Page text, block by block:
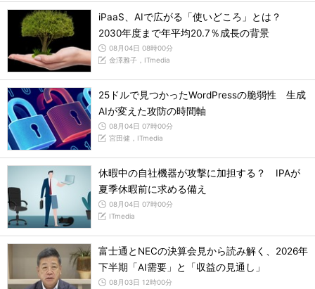
iPaaS、AIで広がる「使いどころ」とは？
2030年度まで年平均20.7％成長の背景
08月04日 08時00分
金澤雅子，ITmedia
25ドルで見つかったWordPressの脆弱性 生成
AIが変えた攻防の時間軸
08月04日 07時00分
宮田健，ITmedia
休暇中の自社機器が攻撃に加担する？ IPAが
夏季休暇前に求める備え
08月04日 07時00分
ITmedia
富士通とNECの決算会見から読み解く、2026年
下半期「AI需要」と「収益の見通し」
08月03日 12時00分